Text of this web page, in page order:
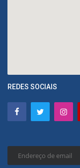
REDES SOCIAIS